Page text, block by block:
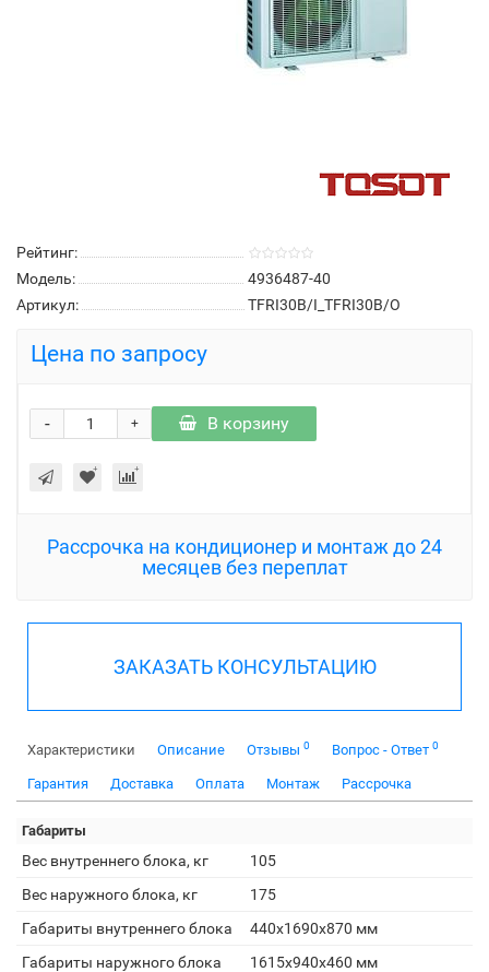
Рейтинг:
Модель:
4936487-40
Артикул:
TFRI30B/I_TFRI30B/O
Цена по запросу
+
- В корзину
Рассрочка на кондиционер и монтаж до 24
месяцев без переплат
ЗАКАЗАТЬ КОНСУЛЬТАЦИЮ
Характеристики Описание Отзывы 0 Вопрос - Ответ 0
Гарантия Доставка Оплата Монтаж Рассрочка
Габариты
Вес внутреннего блока, кг
105
Вес наружного блока, кг
175
Габариты внутреннего блока
440x1690x870 мм
Габариты наружного блока
1615x940x460 мм